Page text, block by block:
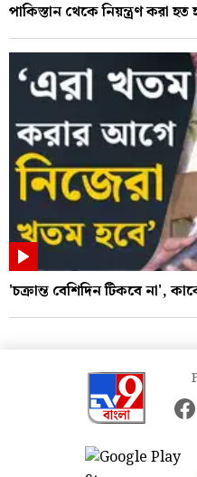
পাকিস্তান থেকে নিয়ন্ত্রণ করা
'চক্রান্ত বেশিদিন টিকবে না',